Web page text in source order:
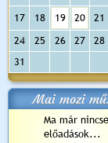
17 18 19 20 21
24
25 26 27 28
31
Mai mozi
Ma már
előadások...